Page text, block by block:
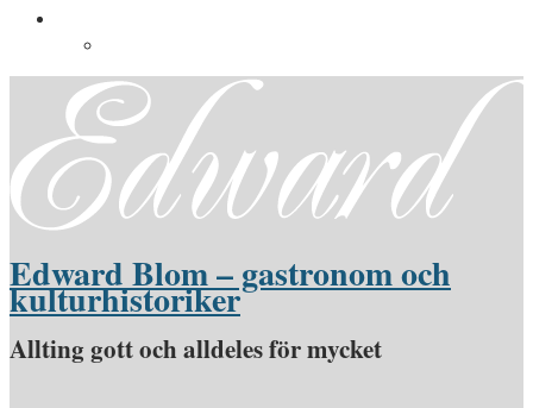
Edward Blom – gastronom och
kulturhistoriker
Allting gott och alldeles för mycket